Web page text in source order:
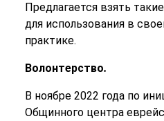
Предлагается взять
для использования в
практике.
Волонтерство.
В ноябре 2022 года по
Общинного центра